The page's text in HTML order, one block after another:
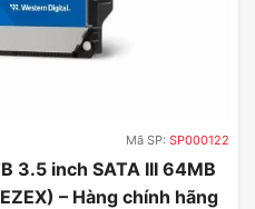
với nhiều loại hệ
chủ khác nhau,
phù hợp cho nhiều
Mã SP: SP000122
3.5 inch SATA III 64MB
– Hàng chính hãng